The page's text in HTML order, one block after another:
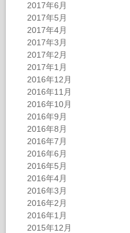
2017年6月
2017年5月
2017年4月
2017年3月
2017年2月
2017年1月
2016年12月
2016年11月
2016年10月
2016年9月
2016年8月
2016年7月
2016年6月
2016年5月
2016年4月
2016年3月
2016年2月
2016年1月
2015年12月